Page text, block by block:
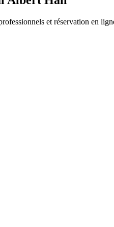
et réservation en